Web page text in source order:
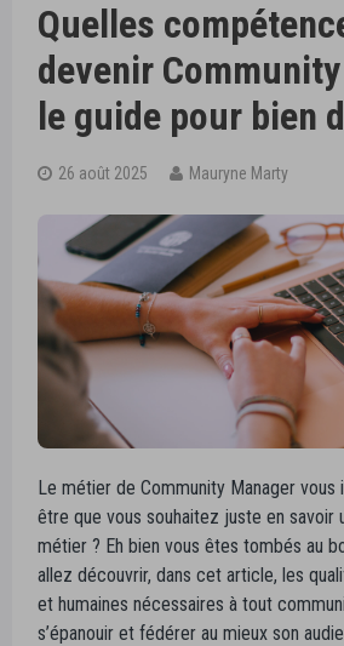
Quelles
devenir
le guide pour bien
26 août 2025 Mauryne Marty
Le métier de Community Manager vous
être que vous souhaitez juste en savoir
métier ? Eh bien vous êtes tombés au
allez découvrir, dans cet article, les
et humaines nécessaires à tout
s’épanouir et fédérer au mieux son